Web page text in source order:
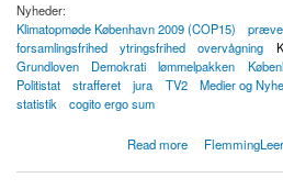
Nyheder:
Klimatopmøde København 2009 (COP15)
forsamlingsfrihed
ytringsfrihed overvågning
Grundloven
Demokrati lømmelpakken
Politistat
strafferet jura TV2 Medier og
statistik
cogito ergo sum
Read more
about Den Danske stat skaber klimamartyrer